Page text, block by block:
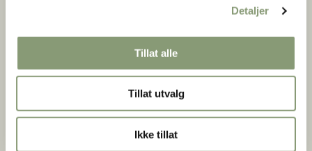
Detaljer
Tillat alle
Tillat utvalg
Ikke tillat
Se mer på DigitaltMuseum